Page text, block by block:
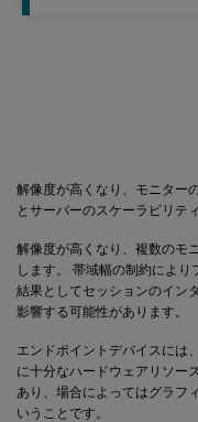
解像度が高くなり、モニター
とサーバーのスケーラビリテ
解像度が高くなり、複数のモ
します。 帯域幅の制約により
結果としてセッションのイン
影響する可能性があります。
エンドポイントデバイスには
に十分なハードウェアリソー
あり、場合によってはグラフ
いうことです。